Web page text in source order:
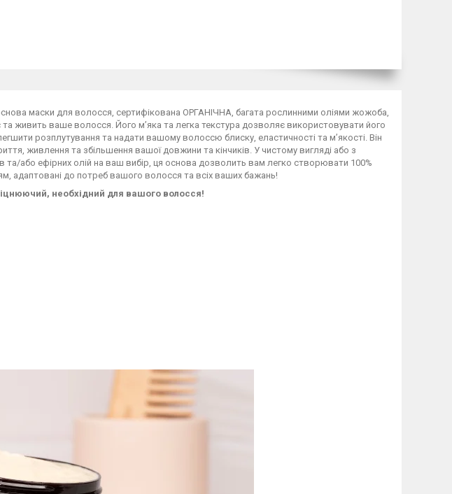
маски для волосся, сертифікована ОРГАНІЧНА, багата рослинними оліями жожоба,
живить ваше волосся. Його м’яка та легка текстура дозволяє використовувати його
розплутування та надати вашому волоссю блиску, еластичності та м’якості. Він
живлення та збільшення вашої довжини та кінчиків. У чистому вигляді або з
та/або ефірних олій на ваш вибір, ця основа дозволить вам легко створювати 100%
адаптовані до потреб вашого волосся та всіх ваших бажань!
необхідний для вашого волосся!